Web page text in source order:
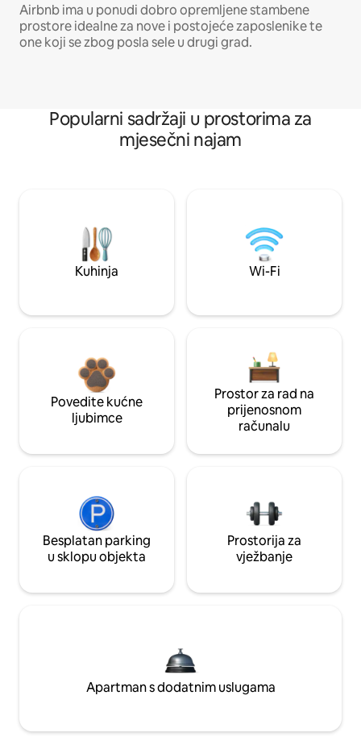
Airbnb ima u ponudi dobro opremljene stambene
prostore idealne za nove i postojeće zaposlenike te
one koji se zbog posla sele u drugi grad.
Popularni sadržaji u prostorima za
mjesečni najam
Kuhinja Wi-Fi
Povedite kućne
ljubimce
Prostor za rad na
prijenosnom
računalu
Besplatan parking
u sklopu objekta
Prostorija za
vježbanje
Apartman s dodatnim uslugama